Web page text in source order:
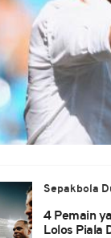
Sepakbola
4 Pemain
Lolos Piala